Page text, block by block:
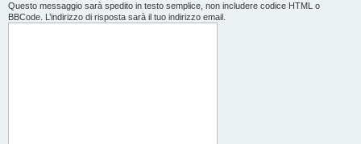
Questo messaggio sarà spedito in testo semplice, non includere codice HTML o
BBCode. L’indirizzo di risposta sarà il tuo indirizzo email.